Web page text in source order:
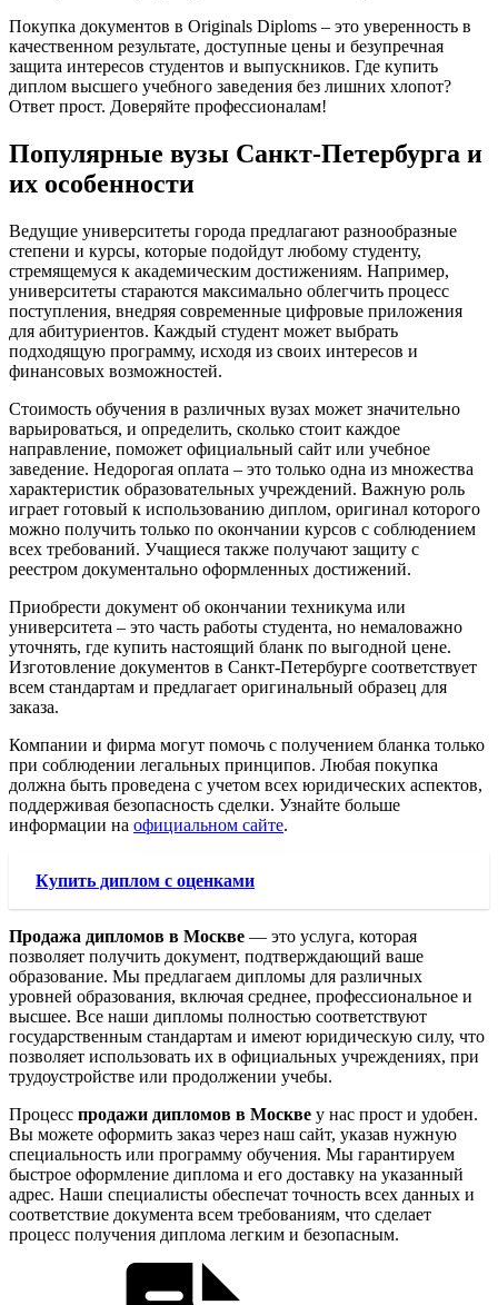
Покупка документов в Originals Diploms – это уверенность в
качественном результате, доступные цены и безупречная
защита интересов студентов и выпускников. Где купить
диплом высшего учебного заведения без лишних хлопот?
Ответ прост. Доверяйте профессионалам!
Популярные вузы Санкт-Петербурга и
их особенности
Ведущие университеты города предлагают разнообразные
степени и курсы, которые подойдут любому студенту,
стремящемуся к академическим достижениям. Например,
университеты стараются максимально облегчить процесс
поступления, внедряя современные цифровые приложения
для абитуриентов. Каждый студент может выбрать
подходящую программу, исходя из своих интересов и
финансовых возможностей.
Стоимость обучения в различных вузах может значительно
варьироваться, и определить, сколько стоит каждое
направление, поможет официальный сайт или учебное
заведение. Недорогая оплата – это только одна из множества
характеристик образовательных учреждений. Важную роль
играет готовый к использованию диплом, оригинал которого
можно получить только по окончании курсов с соблюдением
всех требований. Учащиеся также получают защиту с
реестром документально оформленных достижений.
Приобрести документ об окончании техникума или
университета – это часть работы студента, но немаловажно
уточнять, где купить настоящий бланк по выгодной цене.
Изготовление документов в Санкт-Петербурге соответствует
всем стандартам и предлагает оригинальный образец для
заказа.
Компании и фирма могут помочь с получением бланка только
при соблюдении легальных принципов. Любая покупка
должна быть проведена с учетом всех юридических аспектов,
поддерживая безопасность сделки. Узнайте больше
информации на официальном сайте.
Купить диплом с оценками
Продажа дипломов в Москве — это услуга, которая
позволяет получить документ, подтверждающий ваше
образование. Мы предлагаем дипломы для различных
уровней образования, включая среднее, профессиональное и
высшее. Все наши дипломы полностью соответствуют
государственным стандартам и имеют юридическую силу, что
позволяет использовать их в официальных учреждениях, при
трудоустройстве или продолжении учебы.
Процесс продажи дипломов в Москве у нас прост и удобен.
Вы можете оформить заказ через наш сайт, указав нужную
специальность или программу обучения. Мы гарантируем
быстрое оформление диплома и его доставку на указанный
адрес. Наши специалисты обеспечат точность всех данных и
соответствие документа всем требованиям, что сделает
процесс получения диплома легким и безопасным.